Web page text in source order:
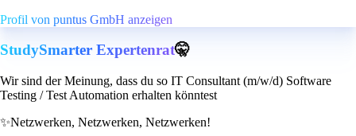
Profil von puntus GmbH anzeigen
StudySmarter Expertenrat🤫
Wir sind der Meinung, dass du so IT Consultant (m/w/d) Software
Testing / Test Automation erhalten könntest
✨Netzwerken, Netzwerken, Netzwerken!